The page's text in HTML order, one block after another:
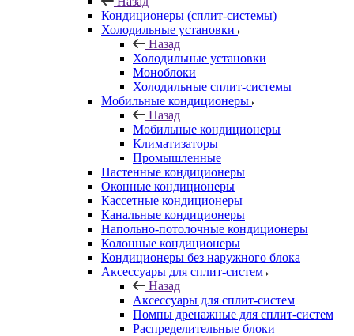
Кондиционеры (сплит-системы)
Холодильные установки
Назад
Холодильные установки
Моноблоки
Холодильные сплит-системы
Мобильные кондиционеры
Назад
Мобильные кондиционеры
Климатизаторы
Промышленные
Настенные кондиционеры
Оконные кондиционеры
Кассетные кондиционеры
Канальные кондиционеры
Напольно-потолочные кондиционеры
Колонные кондиционеры
Кондиционеры без наружного блока
Аксессуары для сплит-систем
Назад
Аксессуары для сплит-систем
Помпы дренажные для сплит-систем
Распределительные блоки